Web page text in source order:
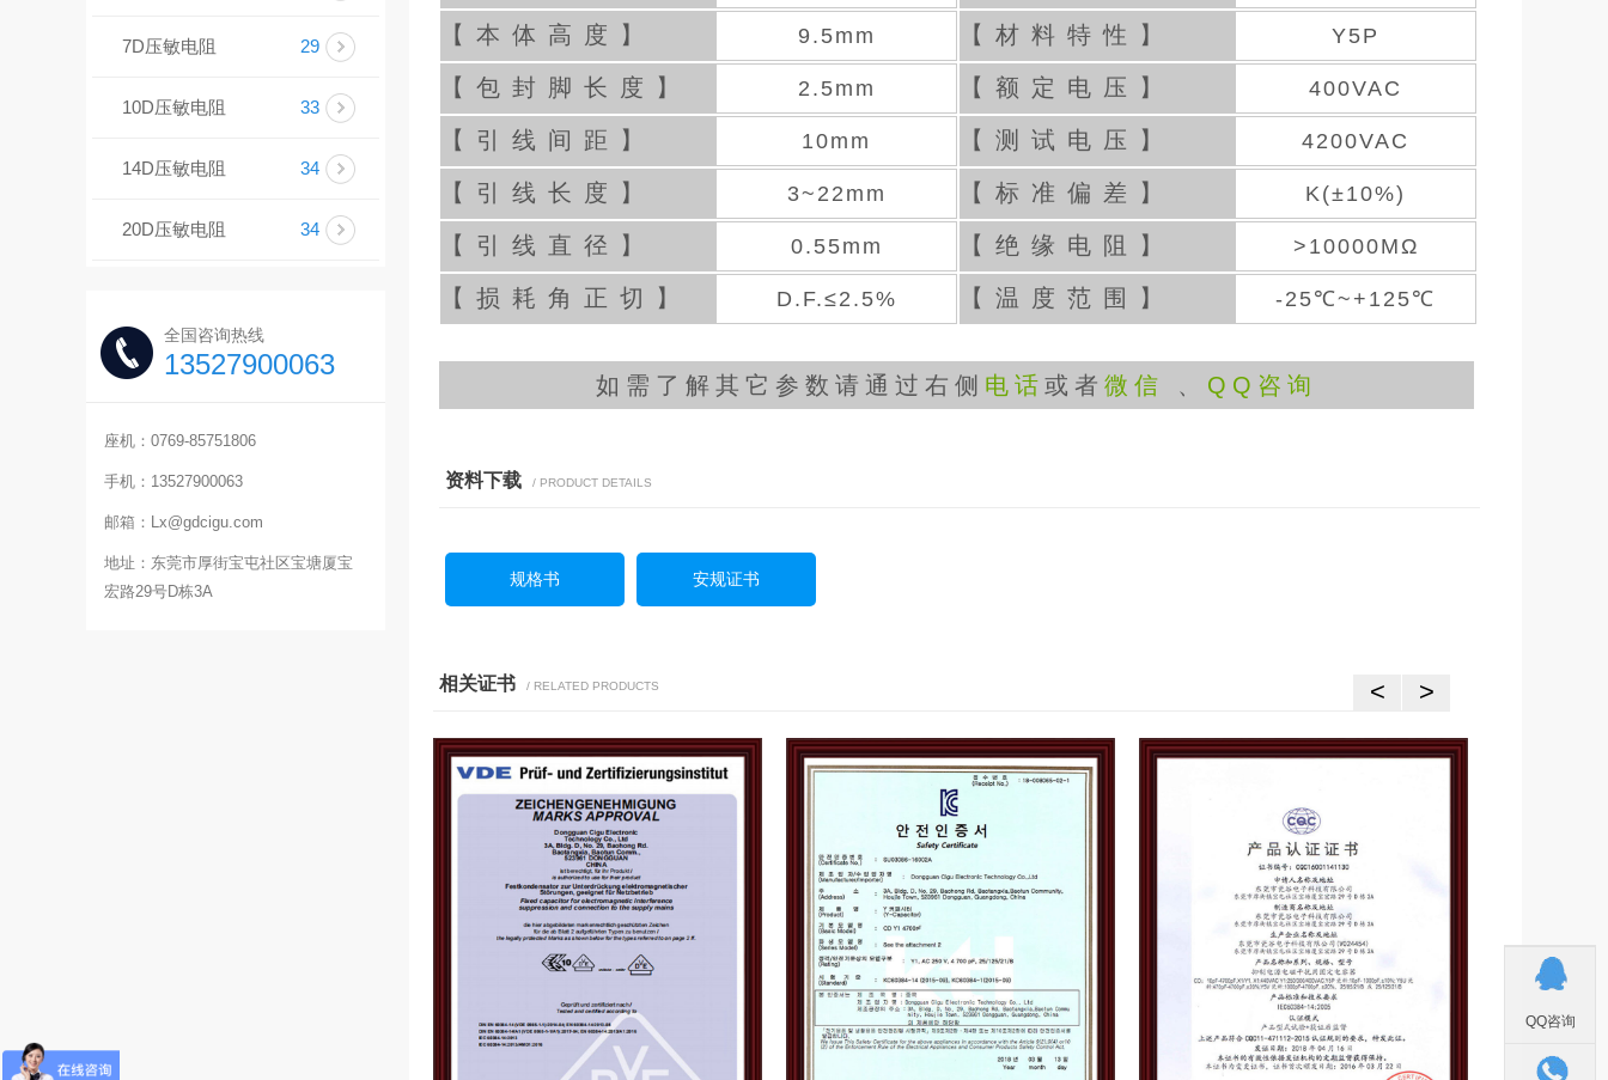
7D压敏电阻 29
10D压敏电阻 33
14D压敏电阻 34
20D压敏电阻 34
全国咨询热线
13527900063
座机：0769-85751806
手机：13527900063
邮箱：Lx@gdcigu.com
地址：东莞市厚街宝屯社区宝塘厦宝
宏路29号D栋3A
【本体高度】 9.5mm 【材料特性】 Y5P
【包封脚长度】 2.5mm 【额定电压】 400VAC
【引线间距】 10mm 【测试电压】 4200VAC
【引线长度】 3~22mm 【标准偏差】 K(±10%)
【引线直径】 0.55mm 【绝缘电阻】 >10000MΩ
【损耗角正切】 D.F.≤2.5% 【温度范围】 -25℃~+125℃
如需了解其它参数请通过右侧 电话 或者 微信 、 QQ咨询
资料下载 / PRODUCT DETAILS
规格书 安规证书
相关证书 / RELATED PRODUCTS < >
QQ咨询